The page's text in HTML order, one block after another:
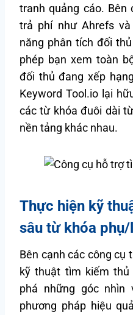
tranh quảng cáo. Bên
trả phí như Ahrefs và
năng phân tích đối
phép bạn xem toàn
đối thủ đang xếp
Keyword Tool.io lại
các từ khóa đuôi dài
nền tảng khác nhau.
Thực hiện kỹ
sâu từ khóa
Bên cạnh các công cụ
kỹ thuật tìm kiếm thủ
phá những góc
phương pháp hiệu